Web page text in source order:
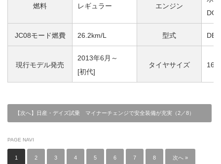
燃料 レギュラー エンジン
JC08モード燃費 26.2km/L 型式
現行モデル発売
2013年6月～
[初代]
タイヤサイズ
【次へ】日産・デイズ試乗 マイナーチェンジで安全装備が充実（2／8）
PAGE NAVI
1 2 3 4 5 6 7 8 次へ »